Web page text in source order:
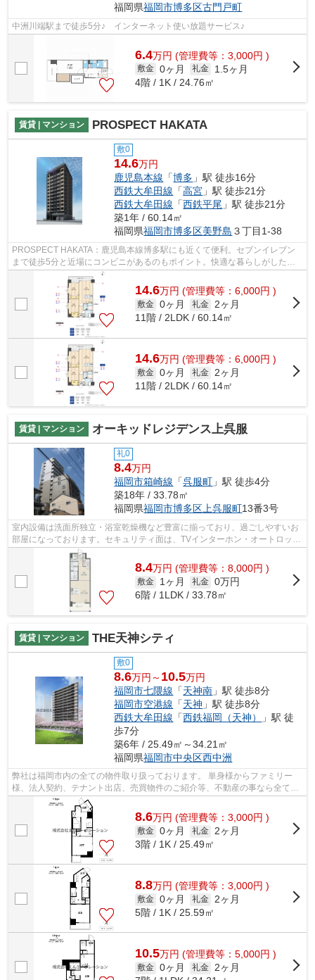
福岡県福岡市博多区古門戸町
中洲川端駅まで徒歩5分♪ インターネット使い放題サービス♪
6.4万円 (管理費等：3,000円 )
敷金 0ヶ月 礼金
1.5ヶ月
4階 / 1K / 24.76㎡
賃貸 | マンション PROSPECT HAKATA
敷0
14.6万円
鹿児島本線 「博多 」駅 徒歩16分
西鉄大牟田線 「高宮 」駅 徒歩21分
西鉄大牟田線 「西鉄平尾 」駅 徒歩21分
築1年 / 60.14㎡
福岡県福岡市博多区美野島 ３丁目1-38
PROSPECT HAKATA：鹿児島本線博多駅にも近くて便利。セブンイレブン
まで徒歩5分と近場にコンビニがあるのもポイント。快適な暮らしがしたい
とお考えの方に、ぜひご紹介したい街があり...
14.6万円 (管理費等：6,000円 )
敷金 0ヶ月 礼金 2ヶ月
11階 / 2LDK / 60.14㎡
14.6万円 (管理費等：6,000円 )
敷金 0ヶ月 礼金 2ヶ月
11階 / 2LDK / 60.14㎡
賃貸 | マンション オーキッドレジデンス上呉服
礼0
8.4万円
福岡市箱崎線 「呉服町 」駅 徒歩4分
築18年 / 33.78㎡
福岡県福岡市博多区 上呉服町13番3号
室内設備は洗面所独立・浴室乾燥機など豊富に揃っており、過ごしやすいお
部屋になっております。セキュリティ面は、TVインターホン・オートロック
などを設置しているので安全面でも優...
8.4万円 (管理費等：8,000円 )
敷金 1ヶ月 礼金 0万円
6階 / 1LDK / 33.78㎡
賃貸 | マンション THE天神シティ
敷0
8.6万円～ 10.5万円
福岡市七隈線 「天神南 」駅 徒歩8分
福岡市空港線 「天神 」駅 徒歩8分
西鉄大牟田線 「西鉄福岡（天神）
」駅 徒
歩7分
築6年 / 25.49㎡～34.21㎡
福岡県福岡市中央区西中洲
弊社は福岡市内の全ての物件取り扱っております。 単身様からファミリー
様、法人契約、テナント出店、売買物件のご紹介等、不動産の事なら全てお
任せください！！ 全ての方に満足して...
8.6万円 (管理費等：3,000円 )
敷金 0ヶ月 礼金
2ヶ月
3階 / 1K / 25.49㎡
8.8万円 (管理費等：3,000円 )
敷金 0ヶ月 礼金
2ヶ月
5階 / 1K / 25.59㎡
10.5万円 (管理費等：5,000円 )
敷金 0ヶ月 礼金
2ヶ月